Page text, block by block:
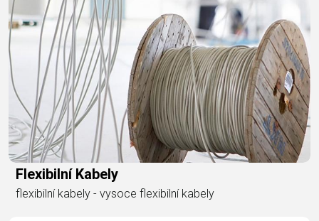
Flexibilní Kabely
flexibilní kabely - vysoce flexibilní kabely